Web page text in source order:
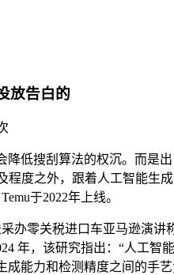
放告白的
搜刮算法的权沉。而是出
程度之外，跟着人工智能
于2022年上线。
零关税进口车亚马逊演讲
年，该研究指出：“人工
能力和检测精度之间的手